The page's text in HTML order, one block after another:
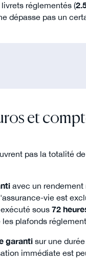
réglementés (
dépasse pas un
et
pas la totalité
avec un rendement
vie est
exécuté sous72
plafonds
garanti sur une
immédiate est